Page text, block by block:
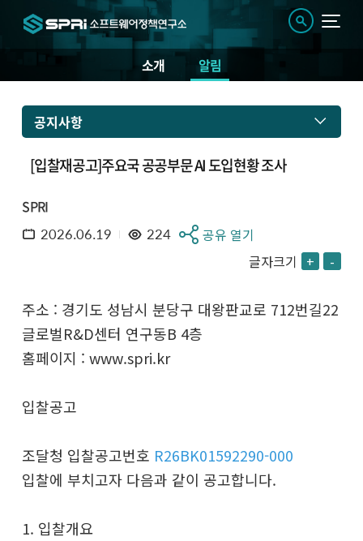
소개 알림
공지사항
[입찰재공고]주요국 공공부문 AI 도입현황 조사
SPRI
2026.06.19 224
공유 열기
글자크기 + -
주소 : 경기도 성남시 분당구 대왕판교로 712번길22
글로벌R&D센터 연구동B 4층
홈페이지 : www.spri.kr
입찰공고
조달청 입찰공고번호 R26BK01592290-000
입찰에 부치고자 다음과 같이 공고합니다.
1. 입찰개요